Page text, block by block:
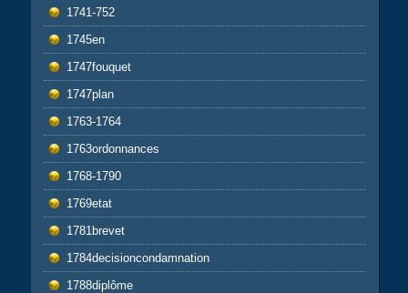
1741-752
1745en
1747fouquet
1747plan
1763-1764
1763ordonnances
1768-1790
1769etat
1781brevet
1784decisioncondamnation
1788diplôme